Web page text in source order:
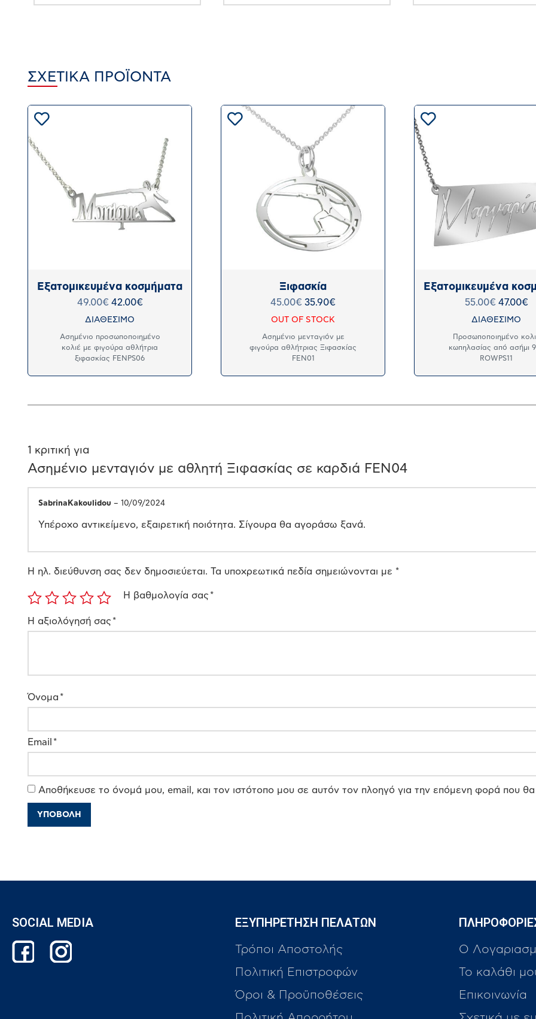
ΣΧΕΤΙΚΆ ΠΡΟΪΌΝΤΑ
Εξατομικευμένα κοσμήματα
49.00€ 42.00€
ΔΙΑΘΕΣΙΜΟ
Ασημένιο προσωποποιημένο
κολιέ με φιγούρα αθλήτρια
ξιφασκίας FENPS06
Ξιφασκία
45.00€ 35.90€
OUT OF STOCK
Ασημένιο μενταγιόν με
φιγούρα αθλήτριας Ξιφασκίας
FEN01
Εξατομικευμένα
55.00€ 47.00€
ΔΙΑΘΕΣΙΜΟ
Προσωποποιημένο
κωπηλασίας από ασήμι
ROWPS11
1 κριτική για
Ασημένιο μενταγιόν με αθλητή Ξιφασκίας σε καρδιά FEN04
SabrinaKakoulidou – 10/09/2024
Υπέροχο αντικείμενο, εξαιρετική ποιότητα. Σίγουρα θα αγοράσω ξανά.
Η ηλ. διεύθυνση σας δεν δημοσιεύεται. Τα υποχρεωτικά πεδία σημειώνονται με *
Η βαθμολογία σας *
Η αξιολόγησή σας *
Όνομα *
Email *
Αποθήκευσε το όνομά μου, email, και τον ιστότοπο μου σε αυτόν τον πλοηγό για την επόμενη φορά που
SOCIAL MEDIA ΕΞΥΠΗΡΕΤΗΣΗ ΠΕΛΑΤΩΝ
Τρόποι Αποστολής
Πολιτική Επιστροφών
Όροι & Προϋποθέσεις
Ο
Το καλάθι
Επικοινωνία